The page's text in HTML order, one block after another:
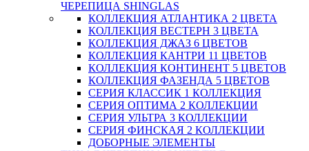
ЧЕРЕПИЦА SHINGLAS
КОЛЛЕКЦИЯ АТЛАНТИКА 2 ЦВЕТА
КОЛЛЕКЦИЯ ВЕСТЕРН 3 ЦВЕТА
КОЛЛЕКЦИЯ ДЖАЗ 6 ЦВЕТОВ
КОЛЛЕКЦИЯ КАНТРИ 11 ЦВЕТОВ
КОЛЛЕКЦИЯ КОНТИНЕНТ 5 ЦВЕТОВ
КОЛЛЕКЦИЯ ФАЗЕНДА 5 ЦВЕТОВ
СЕРИЯ КЛАССИК 1 КОЛЛЕКЦИЯ
СЕРИЯ ОПТИМА 2 КОЛЛЕКЦИИ
СЕРИЯ УЛЬТРА 3 КОЛЛЕКЦИИ
СЕРИЯ ФИНСКАЯ 2 КОЛЛЕКЦИИ
ДОБОРНЫЕ ЭЛЕМЕНТЫ